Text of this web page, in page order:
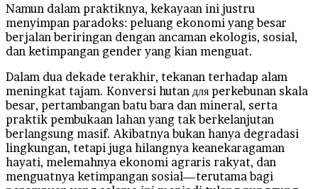
Namun dalam praktiknya, kekayaan ini justru
menyimpan paradoks: peluang ekonomi yang besar
berjalan beriringan dengan ancaman ekologis, sosial,
dan ketimpangan gender yang kian menguat.
Dalam dua dekade terakhir, tekanan terhadap alam
meningkat tajam. Konversi hutan для perkebunan skala
besar, pertambangan batu bara dan mineral, serta
praktik pembukaan lahan yang tak berkelanjutan
berlangsung masif. Akibatnya bukan hanya degradasi
lingkungan, tetapi juga hilangnya keanekaragaman
hayati, melemahnya ekonomi agraris rakyat, dan
menguatnya ketimpangan sosial—terutama bagi